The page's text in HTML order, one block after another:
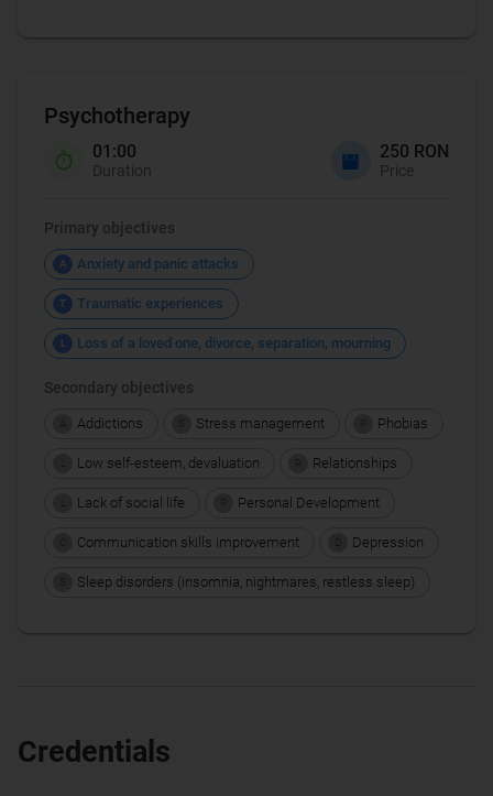
Psychotherapy
01:00
Duration
250 RON
Price
Primary objectives
A Anxiety and panic attacks
T Traumatic experiences
L Loss of a loved one, divorce, separation, mourning
Secondary objectives
Addictions Stress management Phobias
Low self-esteem, devaluation Relationships
Lack of social life Personal Development
Communication skills improvement Depression
Sleep disorders (insomnia, nightmares, restless sleep)
Credentials